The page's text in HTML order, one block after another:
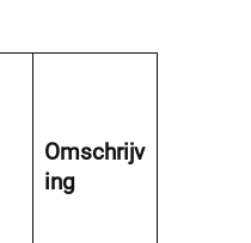
Omschrijv
ing